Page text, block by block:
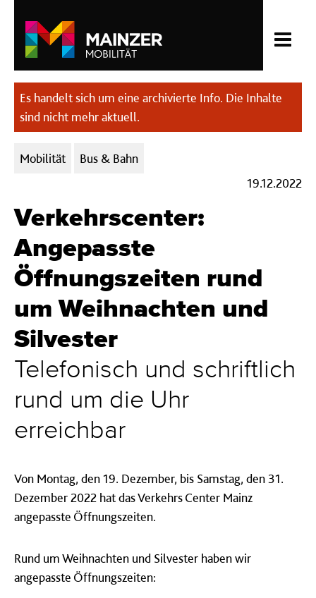
Es handelt sich um eine archivierte Info. Die Inhalte
sind nicht mehr aktuell.
Kategorien:
Mobilität
Bus & Bahn
19.12.2022
Verkehrscenter:
Angepasste
Öffnungszeiten rund
um Weihnachten und
Silvester
Telefonisch und schriftlich
rund um die Uhr
erreichbar
Von Montag, den 19. Dezember, bis Samstag, den 31.
Dezember 2022 hat das Verkehrs Center Mainz
angepasste Öffnungszeiten.
Rund um Weihnachten und Silvester haben wir
angepasste Öffnungszeiten: